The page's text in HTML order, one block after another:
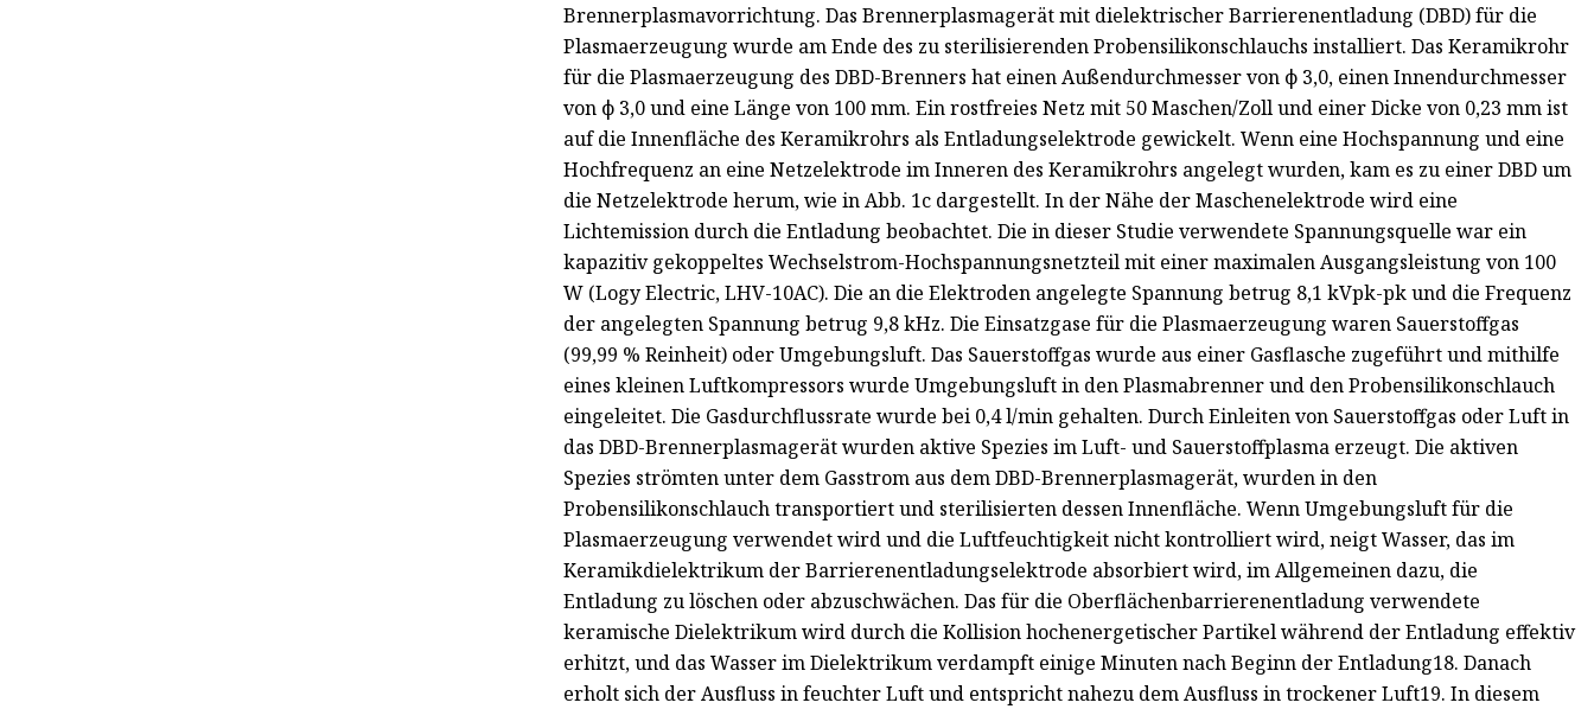
Brennerplasmavorrichtung. Das Brennerplasmagerät mit dielektrischer Barrierenentladung (DBD) für die
Plasmaerzeugung wurde am Ende des zu sterilisierenden Probensilikonschlauchs installiert. Das Keramikrohr
für die Plasmaerzeugung des DBD-Brenners hat einen Außendurchmesser von ϕ 3,0, einen Innendurchmesser
von ϕ 3,0 und eine Länge von 100 mm. Ein rostfreies Netz mit 50 Maschen/Zoll und einer Dicke von 0,23 mm ist
auf die Innenfläche des Keramikrohrs als Entladungselektrode gewickelt. Wenn eine Hochspannung und eine
Hochfrequenz an eine Netzelektrode im Inneren des Keramikrohrs angelegt wurden, kam es zu einer DBD um
die Netzelektrode herum, wie in Abb. 1c dargestellt. In der Nähe der Maschenelektrode wird eine
Lichtemission durch die Entladung beobachtet. Die in dieser Studie verwendete Spannungsquelle war ein
kapazitiv gekoppeltes Wechselstrom-Hochspannungsnetzteil mit einer maximalen Ausgangsleistung von 100
W (Logy Electric, LHV-10AC). Die an die Elektroden angelegte Spannung betrug 8,1 kVpk-pk und die Frequenz
der angelegten Spannung betrug 9,8 kHz. Die Einsatzgase für die Plasmaerzeugung waren Sauerstoffgas
(99,99 % Reinheit) oder Umgebungsluft. Das Sauerstoffgas wurde aus einer Gasflasche zugeführt und mithilfe
eines kleinen Luftkompressors wurde Umgebungsluft in den Plasmabrenner und den Probensilikonschlauch
eingeleitet. Die Gasdurchflussrate wurde bei 0,4 l/min gehalten. Durch Einleiten von Sauerstoffgas oder Luft in
das DBD-Brennerplasmagerät wurden aktive Spezies im Luft- und Sauerstoffplasma erzeugt. Die aktiven
Spezies strömten unter dem Gasstrom aus dem DBD-Brennerplasmagerät, wurden in den
Probensilikonschlauch transportiert und sterilisierten dessen Innenfläche. Wenn Umgebungsluft für die
Plasmaerzeugung verwendet wird und die Luftfeuchtigkeit nicht kontrolliert wird, neigt Wasser, das im
Keramikdielektrikum der Barrierenentladungselektrode absorbiert wird, im Allgemeinen dazu, die
Entladung zu löschen oder abzuschwächen. Das für die Oberflächenbarrierenentladung verwendete
keramische Dielektrikum wird durch die Kollision hochenergetischer Partikel während der Entladung effektiv
erhitzt, und das Wasser im Dielektrikum verdampft einige Minuten nach Beginn der Entladung18. Danach
erholt sich der Ausfluss in feuchter Luft und entspricht nahezu dem Ausfluss in trockener Luft19. In diesem